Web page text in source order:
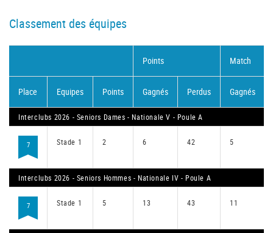
Classement des équipes
Points Match
Place Equipes Points Gagnés Perdus Gagnés
Interclubs 2026 - Seniors Dames - Nationale V - Poule A
7 Stade 1 2 6 42 5
Interclubs 2026 - Seniors Hommes - Nationale IV - Poule A
7 Stade 1 5 13 43 11